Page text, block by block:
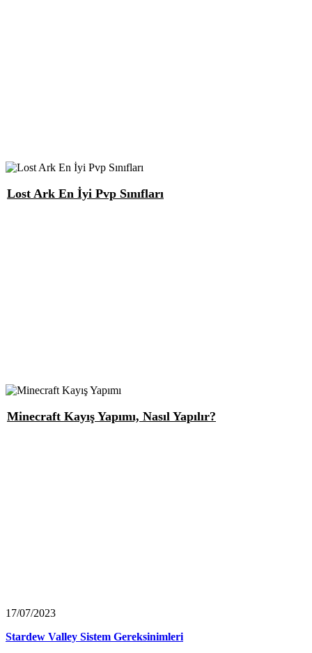
Lost Ark En İyi Pvp Sınıfları
Minecraft Kayış Yapımı, Nasıl Yapılır?
17/07/2023
Stardew Valley Sistem Gereksinimleri